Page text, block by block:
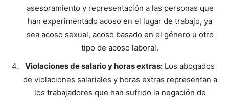
asesoramiento y representación a las personas que
han experimentado acoso en el lugar de trabajo, ya
sea acoso sexual, acoso basado en el género u otro
tipo de acoso laboral.
Violaciones de salario y horas extras: Los abogados
de violaciones salariales y horas extras representan a
los trabajadores que han sufrido la negación de